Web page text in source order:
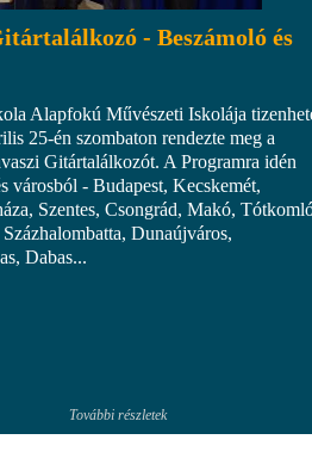
- Beszámoló és
Alapfokú Művészeti Iskolája
25-én szombaton rendezte meg a
Gitártalálkozót. A Programra idén
városból - Budapest, Kecskemét,
Szentes, Csongrád, Makó,
Dunaújváros,
Dabas...
További részletek